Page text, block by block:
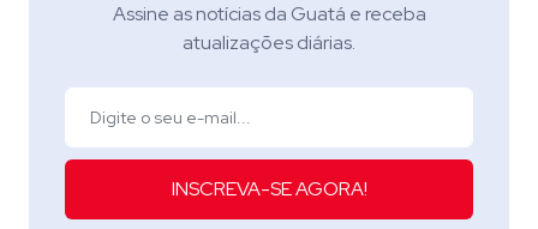
Assine as notícias da Guatá e receba
atualizações diárias.
INSCREVA-SE AGORA!